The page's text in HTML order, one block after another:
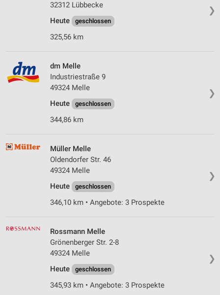
❯
32312 Lübbecke
Heute
geschlossen
325,56 km
❯
dm Melle
Industriestraße 9
49324 Melle
Heute
geschlossen
344,86 km
❯
Müller Melle
Oldendorfer Str. 46
49324 Melle
Heute
geschlossen
346,10 km • Angebote: 3 Prospekte
❯
Rossmann Melle
Grönenberger Str. 2-8
49324 Melle
Heute
geschlossen
345,93 km • Angebote: 3 Prospekte